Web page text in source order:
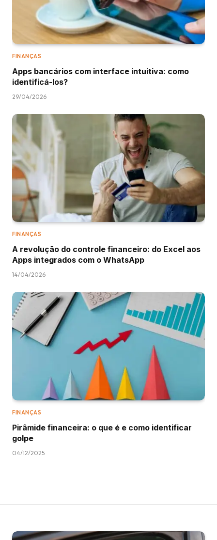
FINANÇAS
Apps bancários com interface intuitiva: como
identificá-los?
29/04/2026
FINANÇAS
A revolução do controle financeiro: do Excel aos
Apps integrados com o WhatsApp
14/04/2026
FINANÇAS
Pirâmide financeira: o que é e como identificar
golpe
04/12/2025